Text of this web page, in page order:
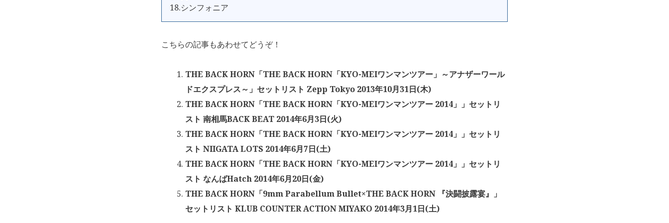
18.シンフォニア
こちらの記事もあわせてどうぞ！
THE BACK HORN「THE BACK HORN「KYO-MEIワンマンツアー」～アナザーワール
ドエクスプレス～」セットリスト Zepp Tokyo 2013年10月31日(木)
THE BACK HORN「THE BACK HORN「KYO-MEIワンマンツアー 2014」」セットリ
スト 南相馬BACK BEAT 2014年6月3日(火)
THE BACK HORN「THE BACK HORN「KYO-MEIワンマンツアー 2014」」セットリ
スト NIIGATA LOTS 2014年6月7日(土)
THE BACK HORN「THE BACK HORN「KYO-MEIワンマンツアー 2014」」セットリ
スト なんばHatch 2014年6月20日(金)
THE BACK HORN「9mm Parabellum Bullet×THE BACK HORN 『決闘披露宴』」
セットリスト KLUB COUNTER ACTION MIYAKO 2014年3月1日(土)